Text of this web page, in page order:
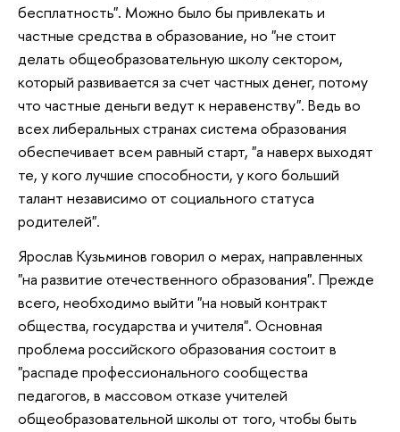
бесплатность". Можно было бы привлекать и
частные средства в образование, но "не стоит
делать общеобразовательную школу сектором,
который развивается за счет частных денег, потому
что частные деньги ведут к неравенству". Ведь во
всех либеральных странах система образования
обеспечивает всем равный старт, "а наверх выходят
те, у кого лучшие способности, у кого больший
талант независимо от социального статуса
родителей".
Ярослав Кузьминов говорил о мерах, направленных
"на развитие отечественного образования". Прежде
всего, необходимо выйти "на новый контракт
общества, государства и учителя". Основная
проблема российского образования состоит в
"распаде профессионального сообщества
педагогов, в массовом отказе учителей
общеобразовательной школы от того, чтобы быть